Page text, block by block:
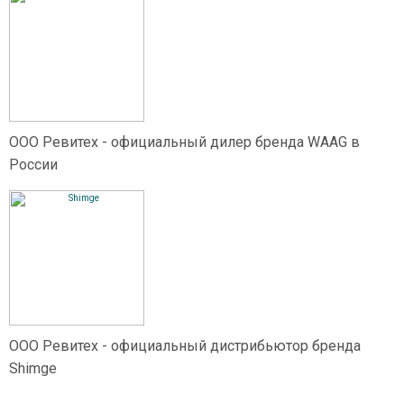
ООО Ревитех - официальный дилер бренда WAAG в
России
ООО Ревитех - официальный дистрибьютор бренда
Shimge